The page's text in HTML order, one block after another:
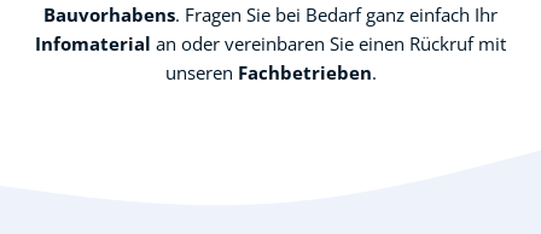
Bauvorhabens. Fragen Sie bei Bedarf ganz einfach Ihr
Infomaterial an oder vereinbaren Sie einen Rückruf mit
unseren Fachbetrieben.